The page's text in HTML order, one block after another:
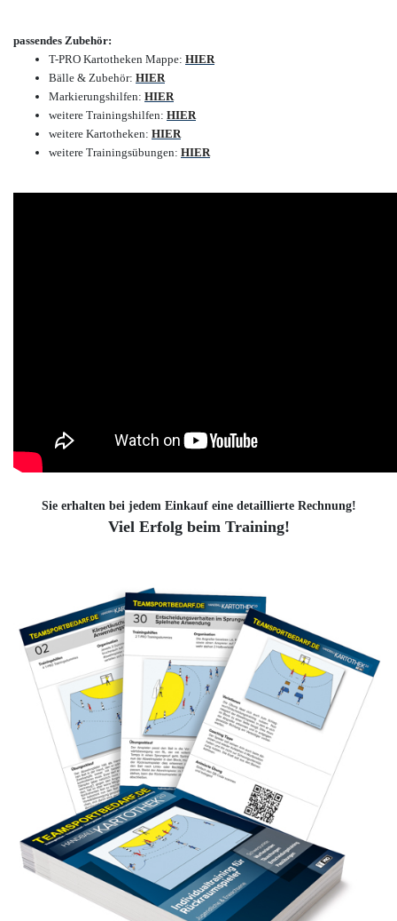
passendes Zubehör:
T-PRO Kartotheken Mappe: HIER
Bälle & Zubehör: HIER
Markierungshilfen: HIER
weitere Trainingshilfen: HIER
weitere Kartotheken: HIER
weitere Trainingsübungen: HIER
Sie erhalten bei jedem Einkauf eine detaillierte Rechnung!
Viel Erfolg beim Training!